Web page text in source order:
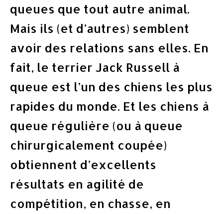
queues que tout autre animal.
Mais ils (et d’autres) semblent
avoir des relations sans elles. En
fait, le terrier Jack Russell à
queue est l’un des chiens les plus
rapides du monde. Et les chiens à
queue régulière (ou à queue
chirurgicalement coupée)
obtiennent d’excellents
résultats en agilité de
compétition, en chasse, en